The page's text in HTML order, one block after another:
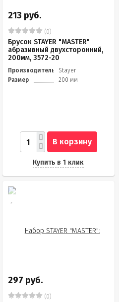
213 руб.
(0)
Брусок STAYER "MASTER"
абразивный двухсторонний,
200мм, 3572-20
Производитель
Stayer
Размер
200 мм
В корзину
Купить в 1 клик
297 руб.
(0)